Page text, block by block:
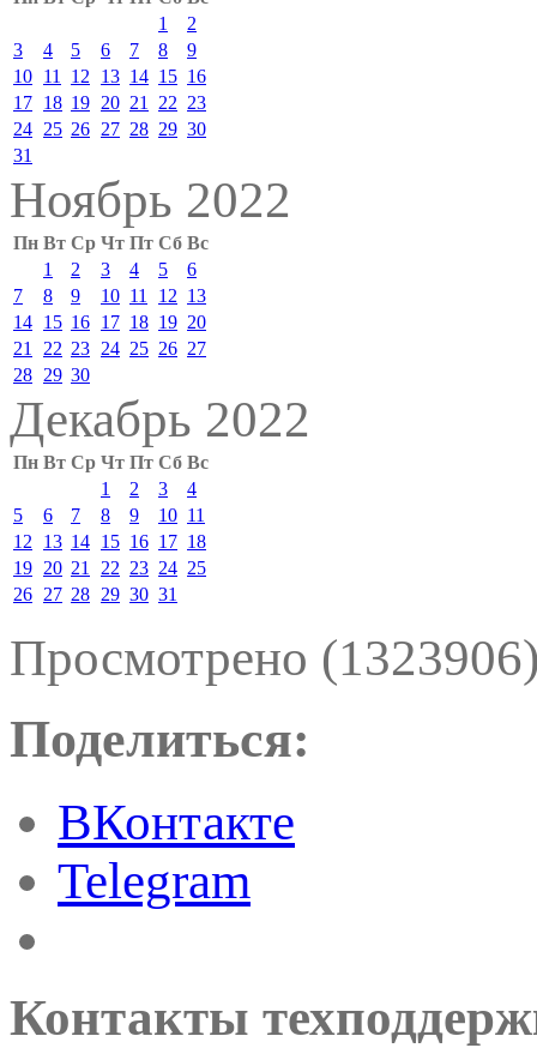
1
2
3
4 5 6 7 8
9
10 11 12 13 14 15 16
17 18 19 20 21 22 23
24 25 26 27 28 29 30
31
Ноябрь 2022
Пн Вт Ср Чт Пт Сб Вс
1
2 3 4 5
6
7
8 9 10 11 12 13
14 15 16 17 18 19 20
21
22 23 24 25 26 27
28 29 30
Декабрь 2022
Пн Вт Ср Чт Пт Сб Вс
1
2 3
4
5
6 7 8 9 10 11
12
13 14 15 16 17 18
19 20 21 22 23 24 25
26 27 28 29 30 31
Просмотрено
Поделиться:
ВКонтакте
Telegram
Контакты